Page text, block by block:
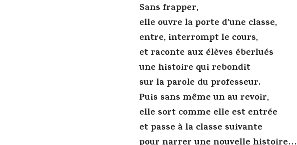
Sans frapper,
elle ouvre la porte d’une classe,
entre, interrompt le cours,
et raconte aux élèves éberlués
une histoire qui rebondit
sur la parole du professeur.
Puis sans même un au revoir,
elle sort comme elle est entrée
et passe à la classe suivante